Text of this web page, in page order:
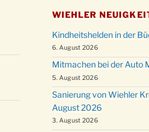
WIEHLER
Kindheitshelden in der
6. August 2026
Mitmachen bei der Auto
5. August 2026
Sanierung von Wiehler
August 2026
3. August 2026